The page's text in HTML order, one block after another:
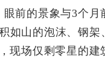
前的景象与3个月
如山的泡沫、钢架
现场仅剩零星的建